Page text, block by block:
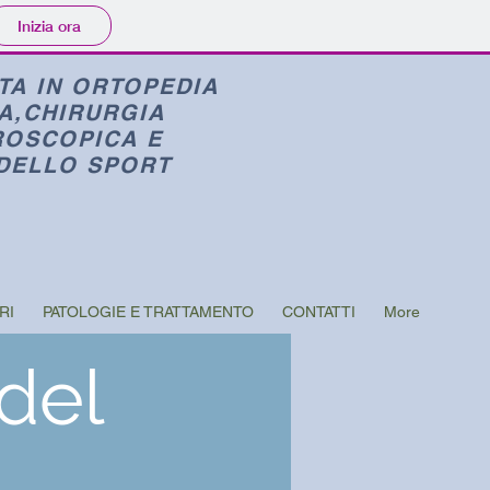
Inizia ora
IN ORTOPEDIA
CHIRURGIA
E
SPORT
PATOLOGIE E TRATTAMENTO CONTATTI More